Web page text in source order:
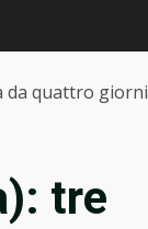
da quattro giorni
tre